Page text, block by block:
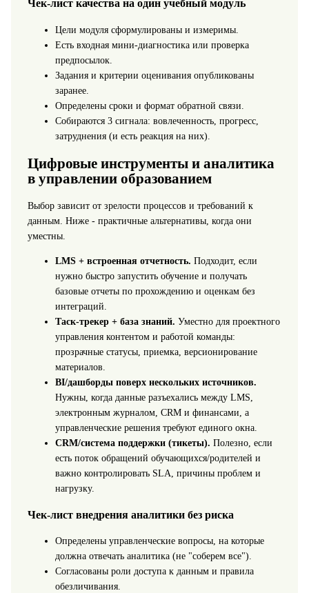
Чек-лист качества на один учебный модуль
Цели модуля сформулированы и измеримы.
Есть входная мини-диагностика или проверка
предпосылок.
Задания и критерии оценивания опубликованы
заранее.
Определены сроки и формат обратной связи.
Собираются 3 сигнала: вовлеченность, прогресс,
затруднения (и есть реакция на них).
Цифровые инструменты и аналитика
в управлении образованием
Выбор зависит от зрелости процессов и требований к
данным. Ниже - практичные альтернативы, когда они
уместны.
LMS + встроенная отчетность. Подходит, если
нужно быстро запустить обучение и получать
базовые отчеты по прохождению и оценкам без
интеграций.
Таск-трекер + база знаний. Уместно для проектного
управления контентом и работой команды:
прозрачные статусы, приемка, версионирование
материалов.
BI/дашборды поверх нескольких источников.
Нужны, когда данные разъехались между LMS,
электронным журналом, CRM и финансами, а
управленческие решения требуют единого окна.
CRM/система поддержки (тикеты). Полезно, если
есть поток обращений обучающихся/родителей и
важно контролировать SLA, причины проблем и
нагрузку.
Чек-лист внедрения аналитики без риска
Определены управленческие вопросы, на которые
должна отвечать аналитика (не "соберем все").
Согласованы роли доступа к данным и правила
обезличивания.